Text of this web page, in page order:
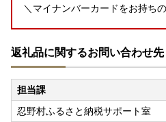
＼マイナンバーカードをお持ち
「ふるまど」を使えば、スマホ
理や
ワンストップ特例申請が可能。
返礼品に関するお問い合わせ先
担当課
忍野村ふるさと納税サポート室